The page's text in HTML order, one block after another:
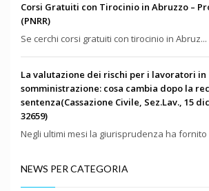
Corsi Gratuiti con Tirocinio in Abruzzo –
(PNRR)
Se cerchi corsi gratuiti con tirocinio in Abruz...
La valutazione dei rischi per i lavoratori in
somministrazione: cosa cambia dopo la
sentenza(Cassazione Civile, Sez.Lav., 15
32659)
Negli ultimi mesi la giurisprudenza ha fornito
NEWS PER CATEGORIA